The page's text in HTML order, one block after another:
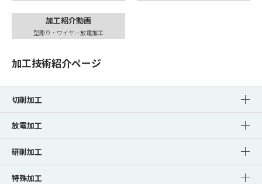
加工紹介動画
型彫り・ワイヤー放電加工
加工技術紹介ページ
切削加工
放電加工
研削加工
特殊加工